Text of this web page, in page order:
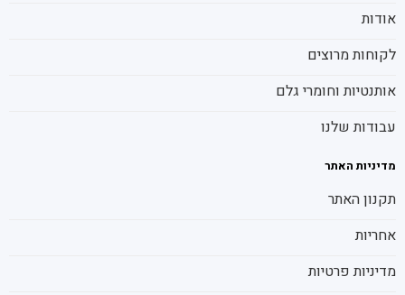
אודות
לקוחות מרוצים
אותנטיות וחומרי גלם
עבודות שלנו
מדיניות האתר
תקנון האתר
אחריות
מדיניות פרטיות